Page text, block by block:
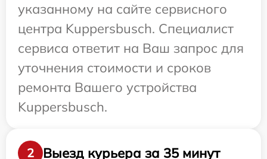
указанному на сайте сервисного
центра Kuppersbusch. Специалист
сервиса ответит на Ваш запрос для
уточнения стоимости и сроков
ремонта Вашего устройства
Kuppersbusch.
2 Выезд курьера за 35 минут